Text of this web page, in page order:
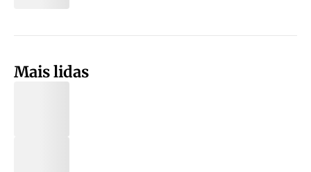
Mais lidas